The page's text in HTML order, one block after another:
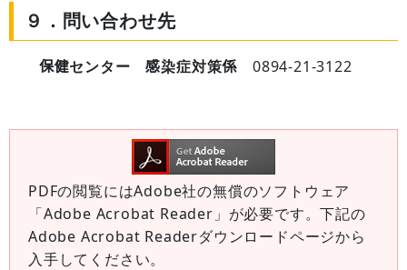
９．問い合わせ先
保健センター 感染症対策係 0894-21-3122
PDFの閲覧にはAdobe社の無償のソフトウェア
「Adobe Acrobat Reader」が必要です。下記の
Adobe Acrobat Readerダウンロードページから
入手してください。